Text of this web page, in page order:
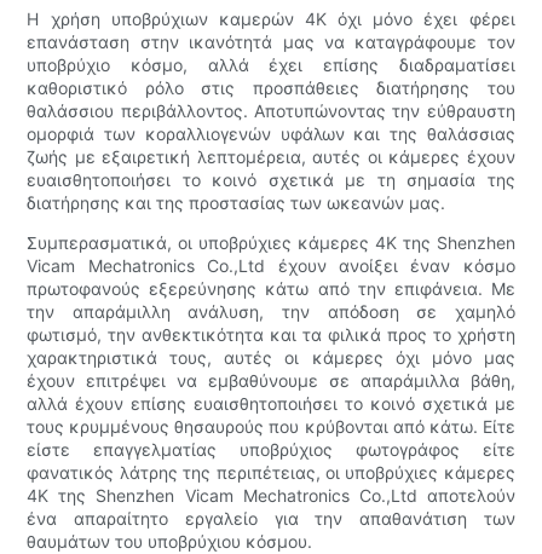
Η χρήση υποβρύχιων καμερών 4K όχι μόνο έχει φέρει
επανάσταση στην ικανότητά μας να καταγράφουμε τον
υποβρύχιο κόσμο, αλλά έχει επίσης διαδραματίσει
καθοριστικό ρόλο στις προσπάθειες διατήρησης του
θαλάσσιου περιβάλλοντος. Αποτυπώνοντας την εύθραυστη
ομορφιά των κοραλλιογενών υφάλων και της θαλάσσιας
ζωής με εξαιρετική λεπτομέρεια, αυτές οι κάμερες έχουν
ευαισθητοποιήσει το κοινό σχετικά με τη σημασία της
διατήρησης και της προστασίας των ωκεανών μας.
Συμπερασματικά, οι υποβρύχιες κάμερες 4K της Shenzhen
Vicam Mechatronics Co.,Ltd έχουν ανοίξει έναν κόσμο
πρωτοφανούς εξερεύνησης κάτω από την επιφάνεια. Με
την απαράμιλλη ανάλυση, την απόδοση σε χαμηλό
φωτισμό, την ανθεκτικότητα και τα φιλικά προς το χρήστη
χαρακτηριστικά τους, αυτές οι κάμερες όχι μόνο μας
έχουν επιτρέψει να εμβαθύνουμε σε απαράμιλλα βάθη,
αλλά έχουν επίσης ευαισθητοποιήσει το κοινό σχετικά με
τους κρυμμένους θησαυρούς που κρύβονται από κάτω. Είτε
είστε επαγγελματίας υποβρύχιος φωτογράφος είτε
φανατικός λάτρης της περιπέτειας, οι υποβρύχιες κάμερες
4K της Shenzhen Vicam Mechatronics Co.,Ltd αποτελούν
ένα απαραίτητο εργαλείο για την απαθανάτιση των
θαυμάτων του υποβρύχιου κόσμου.